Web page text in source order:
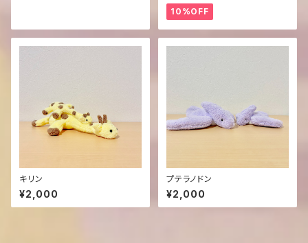
10%OFF
キリン
¥2,000
プテラノドン
¥2,000